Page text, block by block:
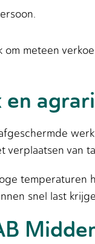
meteen
van
temperaturen
snel last